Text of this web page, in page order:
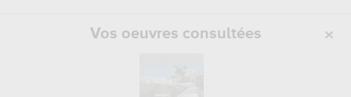
Vos oeuvres consultées